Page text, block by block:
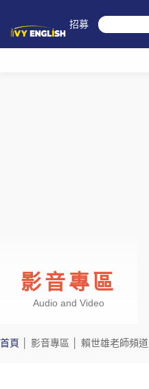
菁英招募
影音專區
Audio and Video
首頁 影音專區 賴世雄老師頻道